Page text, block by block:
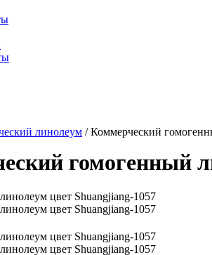
линолеум /Коммерческий
гомогенный